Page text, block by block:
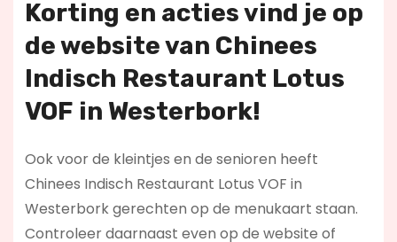
Korting en acties vind je op
de website van Chinees
Indisch Restaurant Lotus
VOF in Westerbork!
Ook voor de kleintjes en de senioren heeft
Chinees Indisch Restaurant Lotus VOF in
Westerbork gerechten op de menukaart staan.
Controleer daarnaast even op de website of